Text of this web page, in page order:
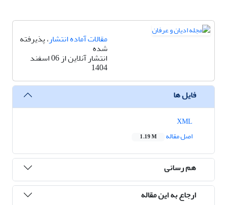
مقالات آماده انتشار، پذیرفته
شده
انتشار آنلاین از 06 اسفند
1404
فایل ها
اصل مقاله
1.19 M
هم رسانی
ارجاع به این مقاله